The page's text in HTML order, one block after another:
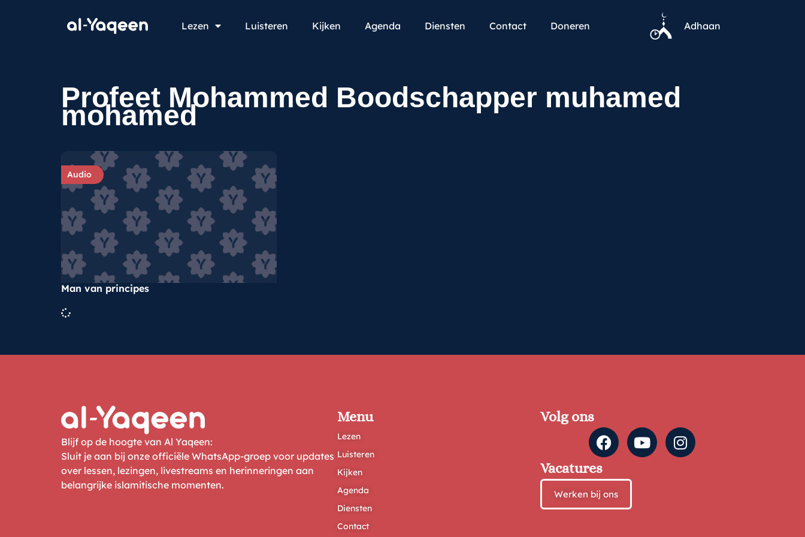
Lezen Luisteren Kijken Agenda Diensten Contact Doneren Adhaan
Profeet Mohammed Boodschapper muhamed
mohamed
Audio
Man van principes
Blijf op de hoogte van Al Yaqeen:
Sluit je aan bij onze officiële WhatsApp-groep voor updates
over lessen, lezingen, livestreams en herinneringen aan
belangrijke islamitische momenten.
Menu
Lezen
Luisteren
Kijken
Agenda
Diensten
Contact
Volg ons
Vacatures
Werken bij ons